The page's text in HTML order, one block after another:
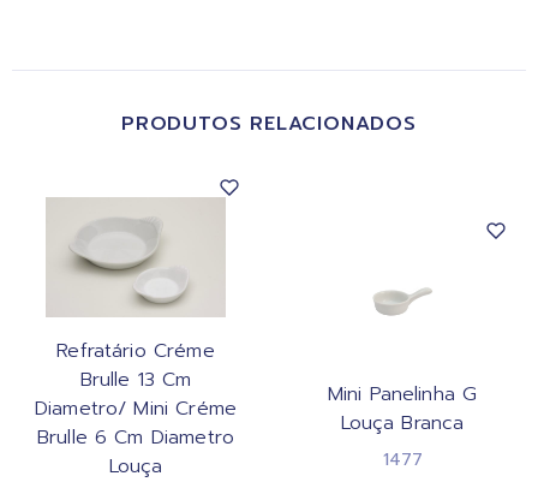
PRODUTOS RELACIONADOS
Refratário Créme
Brulle 13 Cm
Diametro/ Mini Créme
Brulle 6 Cm Diametro
Louça
Mini Panelinha G
Louça Branca
1477